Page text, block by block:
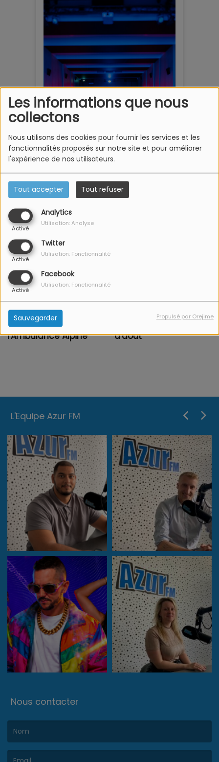
Les informations que nous
collectons
Nous utilisons des cookies pour fournir les services et les
fonctionnalités proposés sur notre site et pour améliorer
l'expérience de nos utilisateurs.
Tout accepter Tout refuser
Analytics
Activé
Utilisation: Analyse
Twitter
Activé
Utilisation: Fonctionnalité
Facebook
Activé
Utilisation: Fonctionnalité
Sauvegarder Propulsé par Orejime
Au total,21 projections
sont proposées en ce mois d’avril
completest à retrouver sur le site internet labouilloire.fr.
Propos recueillis par Solène Martin / © Crédit photo :
Bartosch Salmanski
Voir aussi
Mittlach : Visites
guidées du Musée de
l'Ambulance Alpine
rendez-vous du mois
d'août
L'Equipe Azur FM
Nous contacter